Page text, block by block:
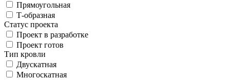
Прямоугольная
Т-образная
Статус проекта
Проект в разработке
Проект готов
Тип кровли
Двускатная
Многоскатная